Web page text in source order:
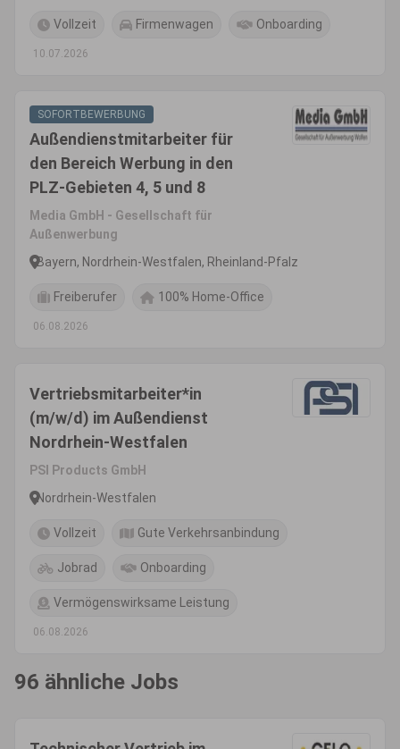
Vollzeit Firmenwagen Onboarding
10.07.2026
SOFORTBEWERBUNG
Außendienstmitarbeiter für
den Bereich Werbung in den
PLZ-Gebieten 4, 5 und 8
Media GmbH - Gesellschaft für
Außenwerbung
Bayern, Nordrhein-Westfalen, Rheinland-Pfalz
Freiberufer 100% Home-Office
06.08.2026
Vertriebsmitarbeiter*in
(m/w/d) im Außendienst
Nordrhein-Westfalen
PSI Products GmbH
Nordrhein-Westfalen
Vollzeit Gute Verkehrsanbindung
Jobrad Onboarding
Vermögenswirksame Leistung
06.08.2026
96 ähnliche Jobs